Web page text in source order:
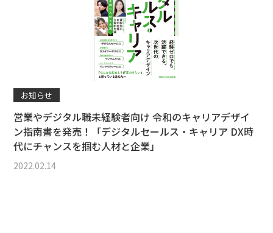
お知らせ
営業やデジタル職未経験者向け 令和のキャリアデザイ
ン指南書を発売！「デジタルセールス・キャリア DX時
代にチャンスを掴む人材と企業」
2022.02.14